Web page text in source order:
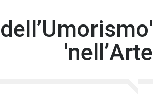
'dell’Umorismo
nell’Arte'